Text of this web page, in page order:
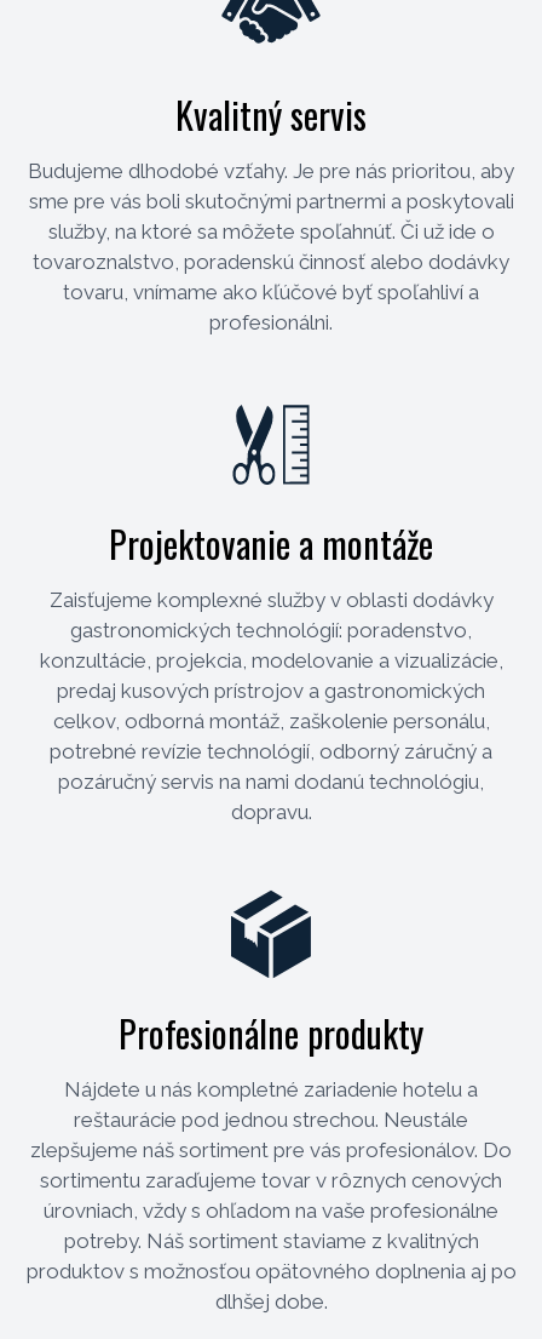
Kvalitný servis
Budujeme dlhodobé vzťahy. Je pre nás prioritou, aby
sme pre vás boli skutočnými partnermi a poskytovali
služby, na ktoré sa môžete spoľahnúť. Či už ide o
tovaroznalstvo, poradenskú činnosť alebo dodávky
tovaru, vnímame ako kľúčové byť spoľahliví a
profesionálni.
Projektovanie a montáže
Zaisťujeme komplexné služby v oblasti dodávky
gastronomických technológií: poradenstvo,
konzultácie, projekcia, modelovanie a vizualizácie,
predaj kusových prístrojov a gastronomických
celkov, odborná montáž, zaškolenie personálu,
potrebné revízie technológií, odborný záručný a
pozáručný servis na nami dodanú technológiu,
dopravu.
Profesionálne produkty
Nájdete u nás kompletné zariadenie hotelu a
reštaurácie pod jednou strechou. Neustále
zlepšujeme náš sortiment pre vás profesionálov. Do
sortimentu zaraďujeme tovar v rôznych cenových
úrovniach, vždy s ohľadom na vaše profesionálne
potreby. Náš sortiment staviame z kvalitných
produktov s možnosťou opätovného doplnenia aj po
dlhšej dobe.